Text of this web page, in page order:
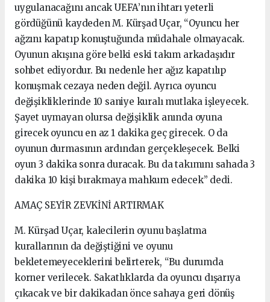
uygulanacağını ancak UEFA’nın ihtarı yeterli
gördüğünü kaydeden M. Kürşad Uçar, “Oyuncu her
ağzını kapatıp konuştuğunda müdahale olmayacak.
Oyunun akışına göre belki eski takım arkadaşıdır
sohbet ediyordur. Bu nedenle her ağız kapatılıp
konuşmak cezaya neden değil. Ayrıca oyuncu
değişikliklerinde 10 saniye kuralı mutlaka işleyecek.
Şayet uymayan olursa değişiklik anında oyuna
girecek oyuncu en az 1 dakika geç girecek. O da
oyunun durmasının ardından gerçekleşecek. Belki
oyun 3 dakika sonra duracak. Bu da takımını sahada 3
dakika 10 kişi bırakmaya mahkum edecek” dedi.
AMAÇ SEYİR ZEVKİNİ ARTIRMAK
M. Kürşad Uçar, kalecilerin oyunu başlatma
kurallarının da değiştiğini ve oyunu
bekletemeyeceklerini belirterek, “Bu durumda
korner verilecek. Sakatlıklarda da oyuncu dışarıya
çıkacak ve bir dakikadan önce sahaya geri dönüş